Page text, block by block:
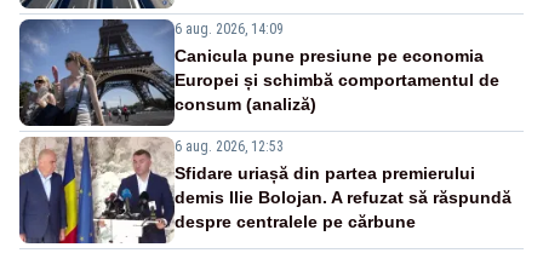
6 aug. 2026, 14:09
Canicula pune presiune pe economia
Europei și schimbă comportamentul de
consum (analiză)
6 aug. 2026, 12:53
Sfidare uriașă din partea premierului
demis Ilie Bolojan. A refuzat să răspundă
despre centralele pe cărbune